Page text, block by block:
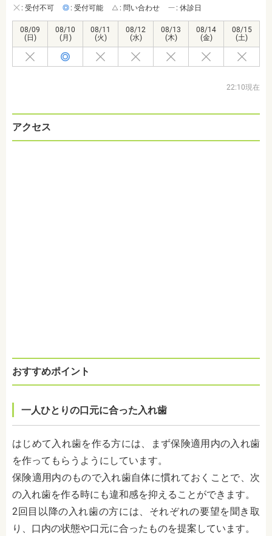
: 受付不可 : 受付可能 : 問い合わせ : 休診日
08/09
(日)
08/10
(月)
08/11
(火)
08/12
(水)
08/13
(木)
08/14
(金)
08/15
(土)
22:10現在
アクセス
おすすめポイント
一人ひとりの口元に合った入れ歯
はじめて入れ歯を作る方には、まず保険適用内の入れ歯
を作ってもらうようにしています。
保険適用内のもので入れ歯自体に慣れておくことで、次
の入れ歯を作る時にも違和感を抑えることができます。
2回目以降の入れ歯の方には、それぞれの要望を聞き取
り、口内の状態や口元に合ったものを提案しています。